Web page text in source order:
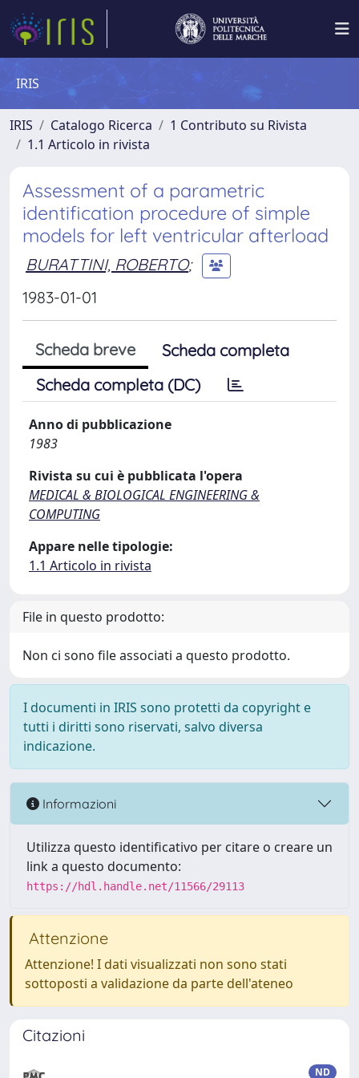
IRIS
IRIS Catalogo Ricerca
1 Contributo su Rivista
1.1 Articolo in rivista
Assessment of a parametric
identification procedure of simple
models for left ventricular afterload
BURATTINI, ROBERTO;
1983-01-01
Scheda breve
Scheda completa
Scheda completa (DC)
Anno di pubblicazione
1983
Rivista su cui è pubblicata l'opera
MEDICAL & BIOLOGICAL ENGINEERING &
COMPUTING
Appare nelle tipologie:
1.1 Articolo in rivista
File in questo prodotto:
Non ci sono file associati a questo prodotto.
I documenti in IRIS sono protetti da copyright e
tutti i diritti sono riservati, salvo diversa
indicazione.
Informazioni
Utilizza questo identificativo per citare o creare un
link a questo documento:
https://hdl.handle.net/11566/29113
Attenzione
Attenzione! I dati visualizzati non sono stati
sottoposti a validazione da parte dell'ateneo
Citazioni
ND